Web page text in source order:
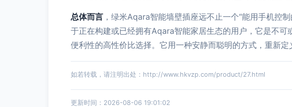
总体而言 ，绿米Aqara智能墙壁插座远不止一个“能用手机控
于正在构建或已经拥有Aqara智能家居生态的用户，它是不
便利性的高性价比选择。它用一种安静而聪明的方式，重新
如若转载，请注明出处：http://www.hkvzp.com/product/27.html
更新时间：2026-08-06 19:01:02